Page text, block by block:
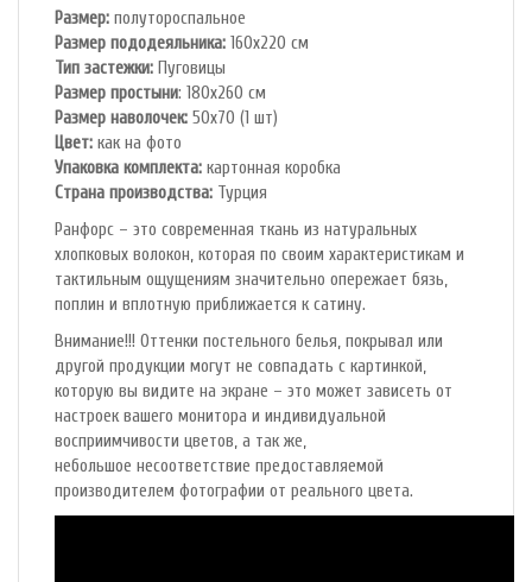
Размер: полутороспальное
Размер пододеяльника: 160х220 см
Тип застежки: Пуговицы
Размер простыни: 180х260 см
Размер наволочек: 50х70 (1 шт)
Цвет: как на фото
Упаковка комплекта: картонная коробка
Cтрана производства: Турция
Ранфорс – это современная ткань из натуральных
хлопковых волокон, которая по своим характеристикам и
тактильным ощущениям значительно опережает бязь,
поплин и вплотную приближается к сатину.
Внимание!!! Оттенки постельного белья, покрывал или
другой продукции могут не совпадать с картинкой,
которую вы видите на экране – это может зависеть от
настроек вашего монитора и индивидуальной
восприимчивости цветов, а так же,
небольшое несоответствие предоставляемой
производителем фотографии от реального цвета.